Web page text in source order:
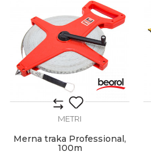
METRI
Merna traka Professional,
100m